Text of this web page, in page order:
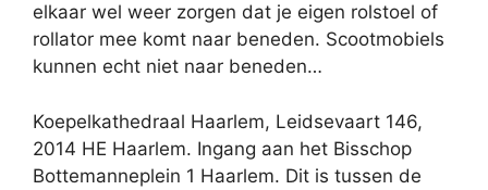
elkaar wel weer zorgen dat je eigen rolstoel of
rollator mee komt naar beneden. Scootmobiels
kunnen echt niet naar beneden…
Koepelkathedraal Haarlem, Leidsevaart 146,
2014 HE Haarlem. Ingang aan het Bisschop
Bottemanneplein 1 Haarlem. Dit is tussen de